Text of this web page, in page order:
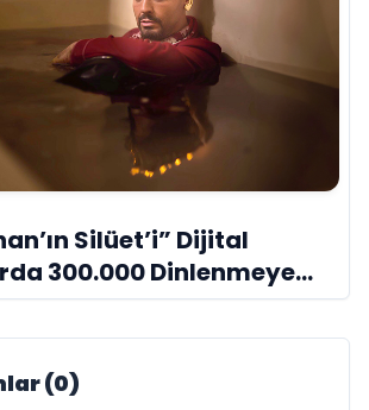
Silüet’i” Dijital
300.000 Dinlenmeye
(0)